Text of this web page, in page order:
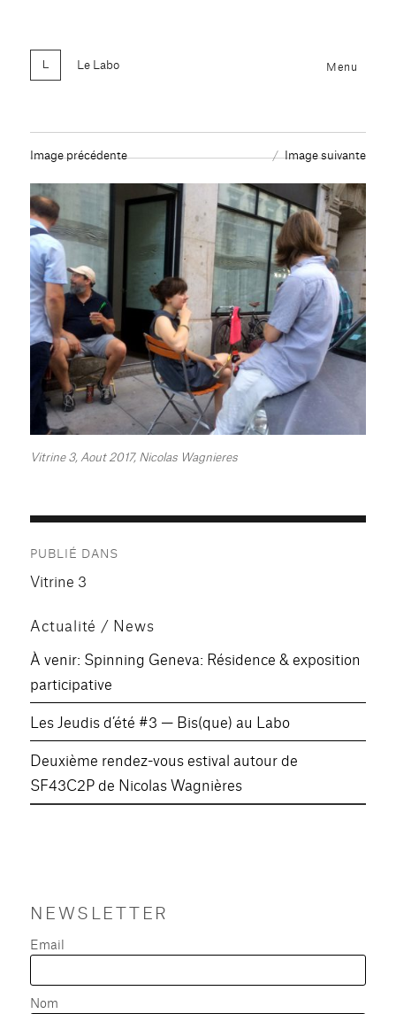
Le Labo Menu
Image précédente Image suivante
Vitrine 3, Aout 2017, Nicolas Wagnieres
de
PUBLIÉ DANS
Vitrine 3
Actualité / News
À venir: Spinning Geneva: Résidence & exposition
participative
Les Jeudis d’été #3 — Bis(que) au Labo
Deuxième rendez-vous estival autour de
SF43C2P de Nicolas Wagnières
NEWSLETTER
Email
Nom